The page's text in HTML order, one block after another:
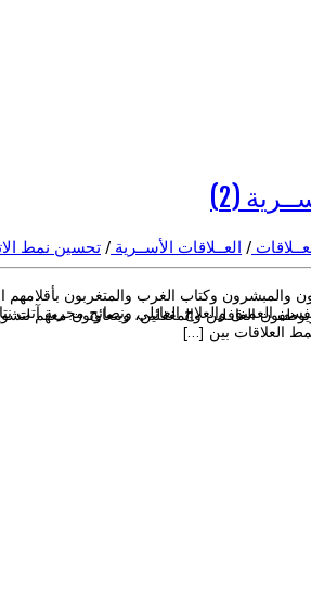
(2)
/ العــلاقات الأســرية /تحسين نمط
والمبشرون وكتاب الغرب والمتغربون
الغافلين والمغفلين، ويتعاونون معهم